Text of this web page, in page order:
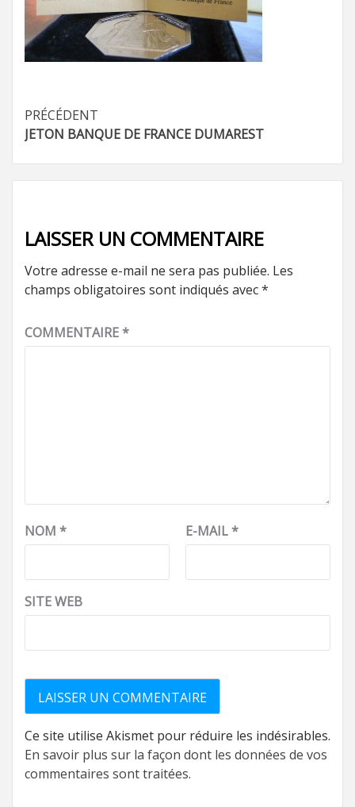
Navigation
d’article
PRÉCÉDENT
JETON BANQUE DE FRANCE DUMAREST
LAISSER UN COMMENTAIRE
Votre adresse e-mail ne sera pas publiée. Les
champs obligatoires sont indiqués avec*
COMMENTAIRE*
NOM * E-MAIL*
SITE WEB
Ce site utilise Akismet pour réduire les indésirables.
En savoir plus sur la façon dont les données de vos
commentaires sont traitées.